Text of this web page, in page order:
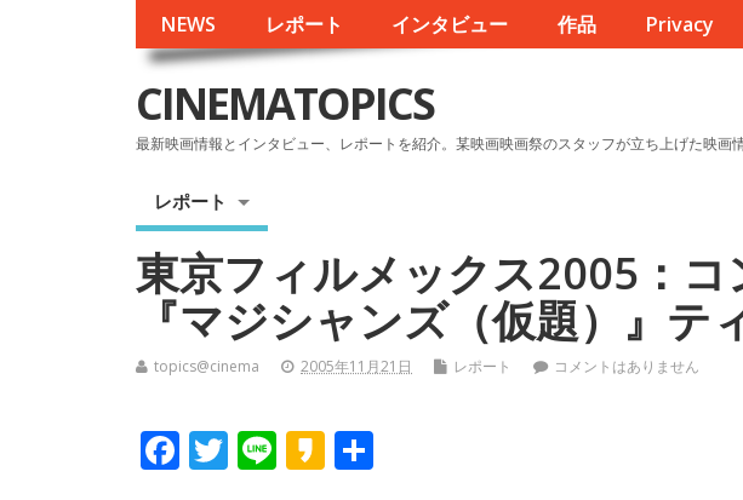
NEWS レポート インタビュー 作品 Privacy
CINEMATOPICS
最新映画情報とインタビュー、レポートを紹介。某映画映画祭のスタッフが立ち上げた映画
レポート
東京フィルメックス2005：
『マジシャンズ（仮題）』テ
topics@cinema 2005年11月21日 レポート コメントはありません
F T Li K